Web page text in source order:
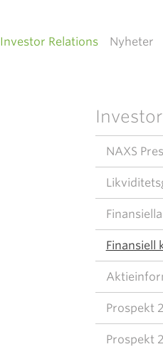
Investor Relations Nyheter
NAXS
Finansiell
Prospekt
Prospekt